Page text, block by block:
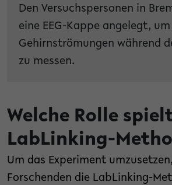
Den Versuchspersonen in
eine EEG-Kappe angelegt,
Gehirnströmungen während
zu messen.
Welche Rolle
LabLinking-
Um das Experiment
Forschenden die LabLinking-